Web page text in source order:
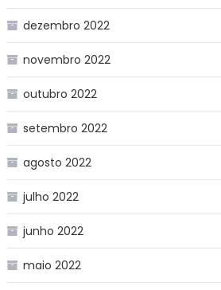
dezembro 2022
novembro 2022
outubro 2022
setembro 2022
agosto 2022
julho 2022
junho 2022
maio 2022